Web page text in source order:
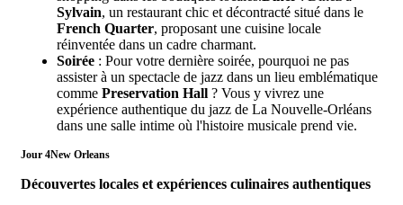
Sylvain, un restaurant chic et décontracté situé dans le
French Quarter, proposant une cuisine locale
réinventée dans un cadre charmant.
Soirée : Pour votre dernière soirée, pourquoi ne pas
assister à un spectacle de jazz dans un lieu emblématique
comme Preservation Hall ? Vous y vivrez une
expérience authentique du jazz de La Nouvelle-Orléans
dans une salle intime où l'histoire musicale prend vie.
Jour 4New Orleans
Découvertes locales et expériences culinaires authentiques